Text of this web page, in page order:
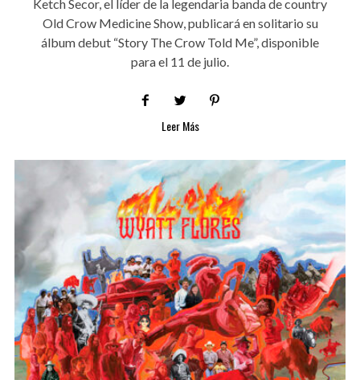
Ketch Secor, el líder de la legendaria banda de country
Old Crow Medicine Show, publicará en solitario su
álbum debut “Story The Crow Told Me”, disponible
para el 11 de julio.
Leer Más